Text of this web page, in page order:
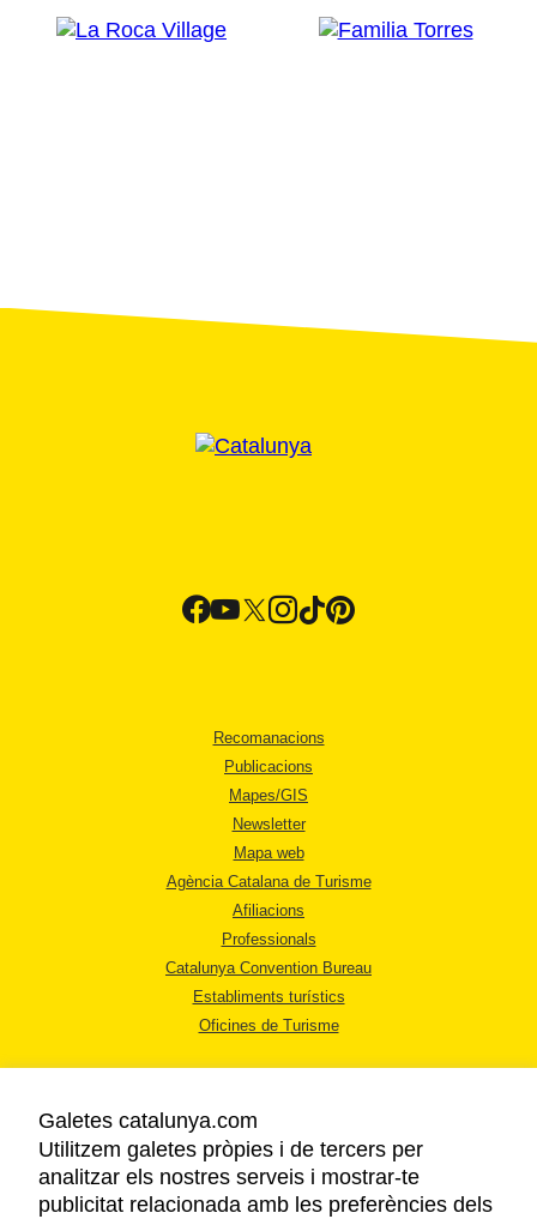
Recomanacions
Publicacions
Mapes/GIS
Newsletter
Mapa web
Agència Catalana de Turisme
Afiliacions
Professionals
Catalunya Convention Bureau
Establiments turístics
Oficines de Turisme
AVÍS LEGAL
Galetes catalunya.com
Utilitzem galetes pròpies i de tercers per
analitzar els nostres serveis i mostrar-te
publicitat relacionada amb les preferències dels